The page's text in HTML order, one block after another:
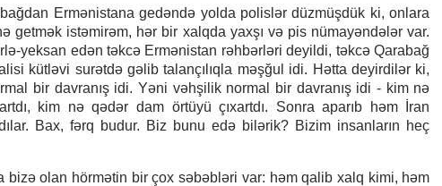
Ermənistana gedəndə yolda polislər düzmüşdük ki, onlara
getmək istəmirəm, hər bir xalqda yaxşı və pis nümayəndələr var.
yeksan edən təkcə Ermənistan rəhbərləri deyildi, təkcə Qarabağ
kütləvi surətdə gəlib talançılıqla məşğul idi. Hətta deyirdilər ki,
bir davranış idi. Yəni vəhşilik normal bir davranış idi - kim nə
kim nə qədər dam örtüyü çıxartdı. Sonra aparıb həm İran
Bax, fərq budur. Biz bunu edə bilərik? Bizim insanların heç
olan hörmətin bir çox səbəbləri var: həm qalib xalq kimi, həm